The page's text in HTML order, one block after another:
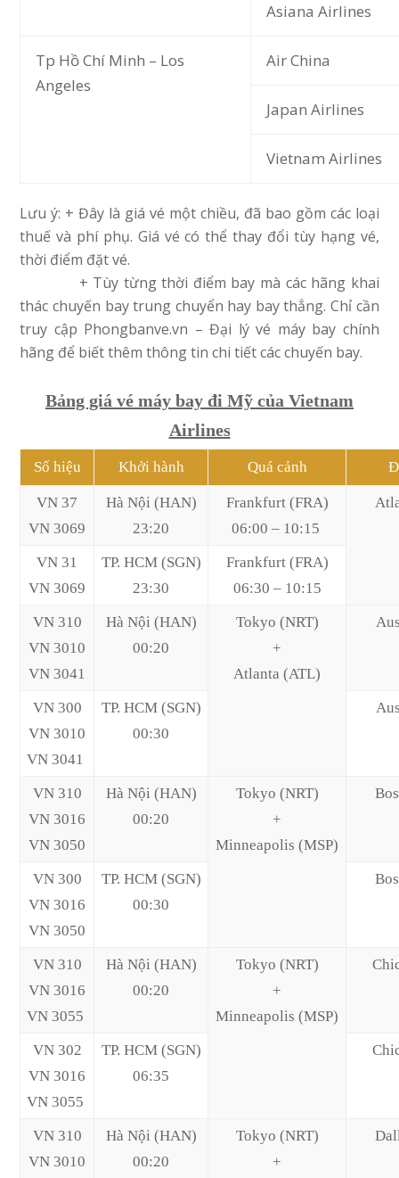
Asiana Airlines
Tp Hồ Chí Minh – Los
Angeles
Air China
Japan Airlines
Vietnam Airlines
Lưu ý: + Đây là giá vé một chiều, đã bao gồm các loại
thuế và phí phụ. Giá vé có thể thay đổi tùy hạng vé,
thời điểm đặt vé.
+ Tùy từng thời điểm bay mà các hãng khai
thác chuyến bay trung chuyển hay bay thẳng. Chỉ cần
truy cập Phongbanve.vn – Đại lý vé máy bay chính
hãng để biết thêm thông tin chi tiết các chuyến bay.
Bảng giá vé máy bay đi Mỹ của Vietnam
Airlines
Số hiệu Khởi hành Quá cảnh
VN 37
VN 3069
Hà Nội (HAN)
23:20
Frankfurt (FRA)
06:00 – 10:15
VN 31
VN 3069
TP. HCM (SGN)
23:30
Frankfurt (FRA)
06:30 – 10:15
VN 310
VN 3010
VN 3041
Hà Nội (HAN)
00:20
Tokyo (NRT)
+
Atlanta (ATL)
VN 300
VN 3010
VN 3041
TP. HCM (SGN)
00:30
VN 310
VN 3016
VN 3050
Hà Nội (HAN)
00:20
Tokyo (NRT)
+
Minneapolis (MSP)
VN 300
VN 3016
VN 3050
TP. HCM (SGN)
00:30
VN 310
VN 3016
VN 3055
Hà Nội (HAN)
00:20
Tokyo (NRT)
+
Minneapolis (MSP)
VN 302
VN 3016
VN 3055
TP. HCM (SGN)
06:35
VN 310
VN 3010
Hà Nội (HAN)
00:20
Tokyo (NRT)
+